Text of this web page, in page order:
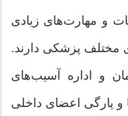
و مهارت‌های زیادی
مختلف پزشکی دارند.
و اداره آسیب‌های
پارگی اعضای داخلی